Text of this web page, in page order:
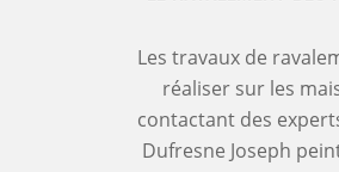
Les travaux de
réaliser sur les
contactant des
Dufresne Joseph